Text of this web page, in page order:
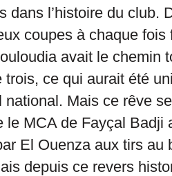
dans l’histoire du club.
coupes à chaque fois
avait le chemin
trois, ce qui aurait été
national. Mais ce rêve
le MCA de Fayçal Badji
El Ouenza aux tirs au
depuis ce revers